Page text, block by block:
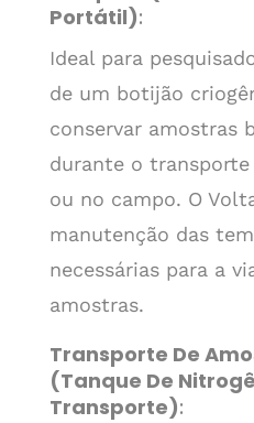
Portátil):
Ideal para
de um botijão
conservar amostras
durante o
ou no campo. O
manutenção das
necessárias para a
amostras.
Transporte De
(Tanque De
Transporte):